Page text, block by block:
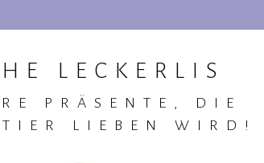
LECKERLIS
PRÄSENTE, DIE
LIEBEN WIRD!